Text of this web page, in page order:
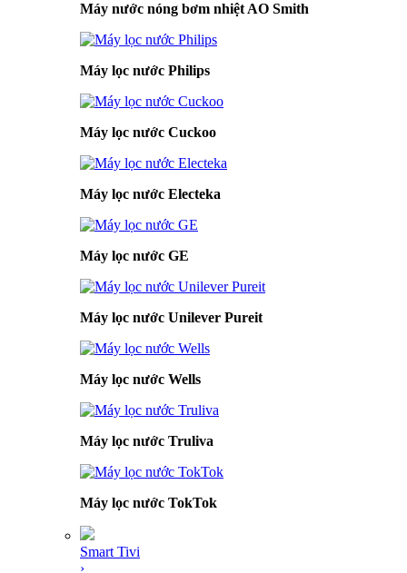
Máy nước nóng bơm nhiệt AO Smith
Máy lọc nước Philips
Máy lọc nước Cuckoo
Máy lọc nước Electeka
Máy lọc nước GE
Máy lọc nước Unilever Pureit
Máy lọc nước Wells
Máy lọc nước Truliva
Máy lọc nước TokTok
Smart Tivi
›